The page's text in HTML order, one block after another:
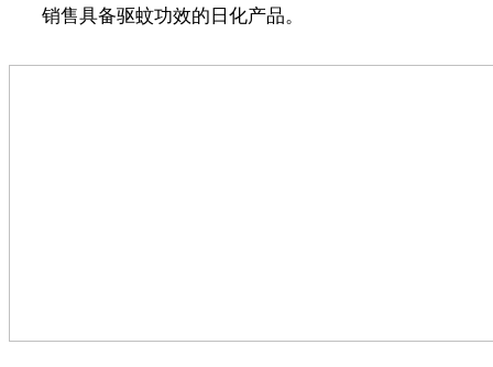
销售具备驱蚊功效的日化产品。